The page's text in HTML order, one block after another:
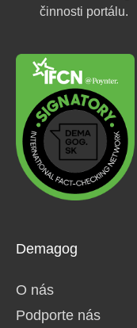
Demagog
O nás
Podporte nás
činnosti portálu.